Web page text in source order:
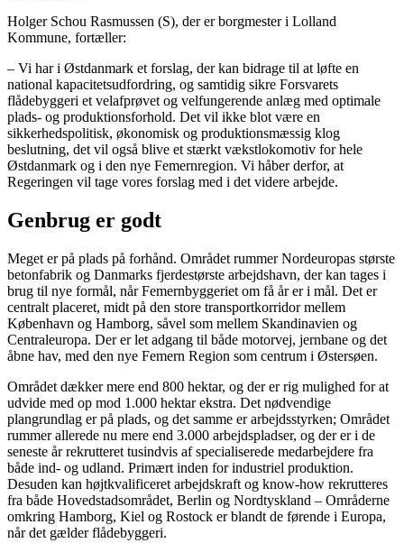
Holger Schou Rasmussen (S), der er borgmester i Lolland
Kommune, fortæller:
– Vi har i Østdanmark et forslag, der kan bidrage til at løfte en
national kapacitetsudfordring, og samtidig sikre Forsvarets
flådebyggeri et velafprøvet og velfungerende anlæg med optimale
plads- og produktionsforhold. Det vil ikke blot være en
sikkerhedspolitisk, økonomisk og produktionsmæssig klog
beslutning, det vil også blive et stærkt vækstlokomotiv for hele
Østdanmark og i den nye Femernregion. Vi håber derfor, at
Regeringen vil tage vores forslag med i det videre arbejde.
Genbrug er godt
Meget er på plads på forhånd. Området rummer Nordeuropas største
betonfabrik og Danmarks fjerdestørste arbejdshavn, der kan tages i
brug til nye formål, når Femernbyggeriet om få år er i mål. Det er
centralt placeret, midt på den store transportkorridor mellem
København og Hamborg, såvel som mellem Skandinavien og
Centraleuropa. Der er let adgang til både motorvej, jernbane og det
åbne hav, med den nye Femern Region som centrum i Østersøen.
Området dækker mere end 800 hektar, og der er rig mulighed for at
udvide med op mod 1.000 hektar ekstra. Det nødvendige
plangrundlag er på plads, og det samme er arbejdsstyrken; Området
rummer allerede nu mere end 3.000 arbejdspladser, og der er i de
seneste år rekrutteret tusindvis af specialiserede medarbejdere fra
både ind- og udland. Primært inden for industriel produktion.
Desuden kan højtkvalificeret arbejdskraft og know-how rekrutteres
fra både Hovedstadsområdet, Berlin og Nordtyskland – Områderne
omkring Hamborg, Kiel og Rostock er blandt de førende i Europa,
når det gælder flådebyggeri.